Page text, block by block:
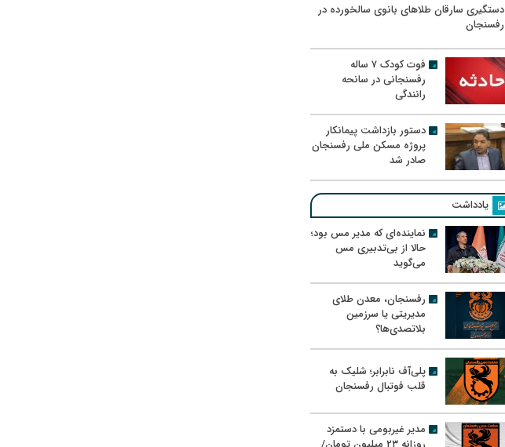
دستگیری سارقان طلاهای بانوی سالخورده در
رفسنجان
فوت کودک ۷ ساله
رفسنجانی در سانحه
رانندگی
دستور بازداشت پیمانکار
پروژه مسکن ملی رفسنجان
صادر شد
یادداشت
نماینده‌ای که مدیر مس بود؛
حالا از بی‌تدبیری مس
می‌گوید
رفسنجان، معدن طلای
مدیریتی یا سرزمین
بلاتصدی‌ها؟
پلی‌آف نابرابر؛ شلیک به
قلب فوتبال رفسنجان
مدیر غیربومی با دستمزد